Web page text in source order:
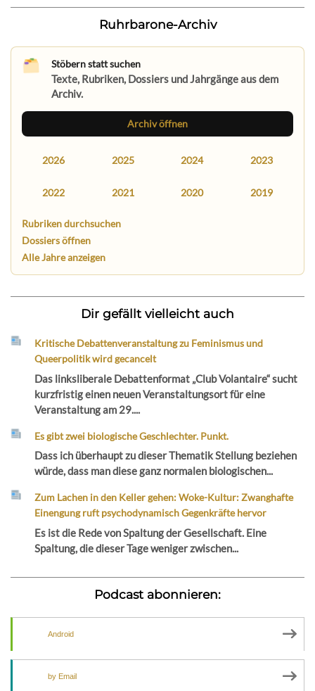
Ruhrbarone-Archiv
Stöbern statt suchen
Texte, Rubriken, Dossiers und Jahrgänge aus dem
Archiv.
Archiv öffnen
2026 2025 2024 2023
2022 2021 2020 2019
Rubriken durchsuchen
Dossiers öffnen
Alle Jahre anzeigen
Dir gefällt vielleicht auch
Kritische Debattenveranstaltung zu Feminismus und
Queerpolitik wird gecancelt
Das linksliberale Debattenformat „Club Volantaire“ sucht
kurzfristig einen neuen Veranstaltungsort für eine
Veranstaltung am 29....
Es gibt zwei biologische Geschlechter. Punkt.
Dass ich überhaupt zu dieser Thematik Stellung beziehen
würde, dass man diese ganz normalen biologischen...
Zum Lachen in den Keller gehen: Woke-Kultur: Zwanghafte
Einengung ruft psychodynamisch Gegenkräfte hervor
Es ist die Rede von Spaltung der Gesellschaft. Eine
Spaltung, die dieser Tage weniger zwischen...
Podcast abonnieren:
Android
by Email